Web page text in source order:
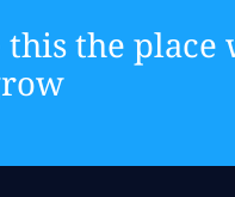
this the place